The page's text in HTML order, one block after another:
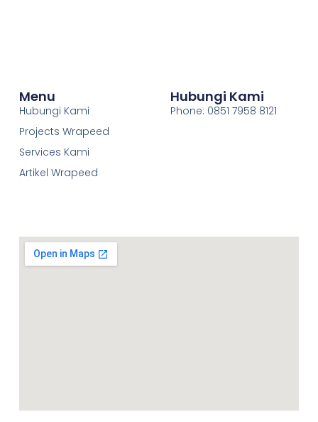
Menu
Hubungi Kami
Projects Wrapeed
Services Kami
Artikel Wrapeed
Hubungi Kami
Phone: 0851 7958 8121